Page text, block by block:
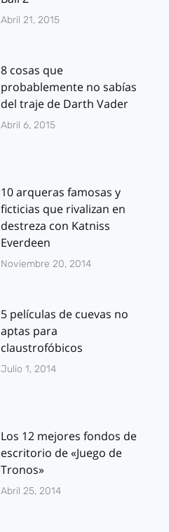
Abril 21, 2015
8 cosas que
probablemente no sabías
del traje de Darth Vader
Abril 6, 2015
10 arqueras famosas y
ficticias que rivalizan en
destreza con Katniss
Everdeen
Noviembre 20, 2014
5 películas de cuevas no
aptas para
claustrofóbicos
Julio 1, 2014
Los 12 mejores fondos de
escritorio de «Juego de
Tronos»
Abril 25, 2014